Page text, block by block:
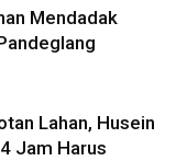
Mendadak
Lahan, Husein
Jam Harus